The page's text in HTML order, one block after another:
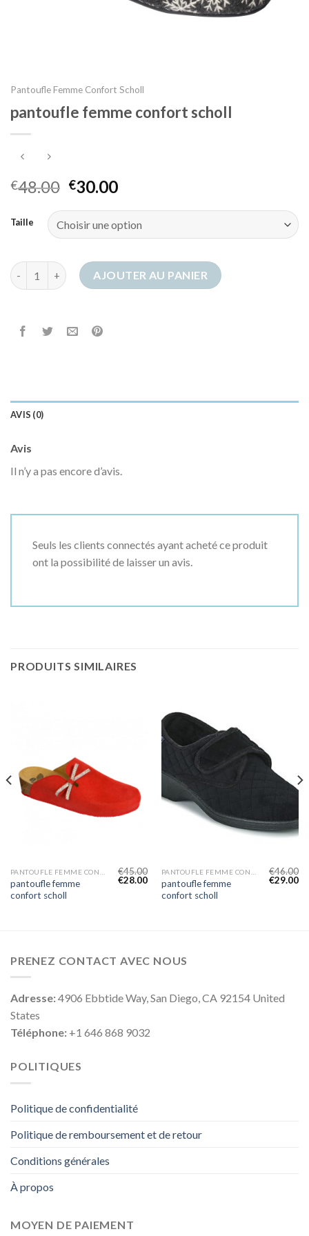
Pantoufle Femme Confort Scholl
pantoufle femme confort scholl
€48.00 €30.00
Taille
quantité de pantoufle femme confort scholl
AJOUTER AU PANIER
AVIS (0)
Avis
Il n’y a pas encore d’avis.
Seuls les clients connectés ayant acheté ce produit
ont la possibilité de laisser un avis.
PRODUITS SIMILAIRES
pantoufle femme
confort scholl
€45.00
€28.00
pantoufle femme
confort scholl
€46.00
€29.00
PRENEZ CONTACT AVEC NOUS
Adresse:4906 Ebbtide Way, San Diego, CA 92154 United
States
Téléphone: +1 646 868 9032
POLITIQUES
Politique de confidentialité
Politique de remboursement et de retour
Conditions générales
À propos
MOYEN DE PAIEMENT